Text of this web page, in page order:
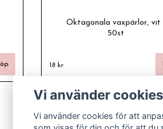
Oktagonala vaxpärlor, vit
50st
18 kr
Vi använder cookies
Vi använder cookies för att